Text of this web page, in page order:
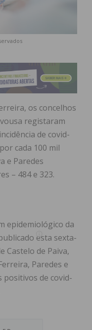
os concelhos
registaram
de covid-
cada 100 mil
e Paredes
– 484 e 323.
epidemiológico da
esta sexta-
Castelo de Paiva,
Paredes e
positivos de covid-